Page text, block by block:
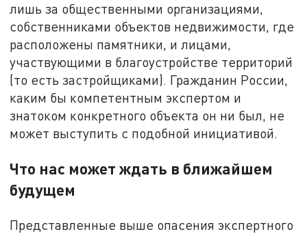
лишь за общественными организациями,
собственниками объектов недвижимости, где
расположены памятники, и лицами,
участвующими в благоустройстве территорий
(то есть застройщиками). Гражданин России,
каким бы компетентным экспертом и
знатоком конкретного объекта он ни был, не
может выступить с подобной инициативой.
Что нас может ждать в ближайшем
будущем
Представленные выше опасения экспертного